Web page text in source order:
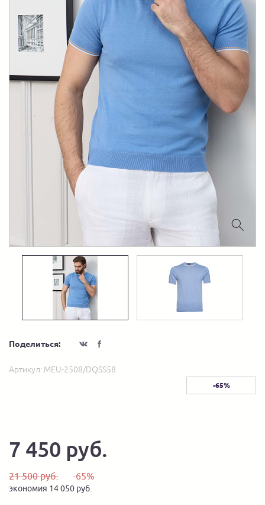
Поделиться:
Артикул: MEU-2508/DQSS58
-65%
7 450 руб.
21 500 руб. -65%
экономия 14 050 руб.